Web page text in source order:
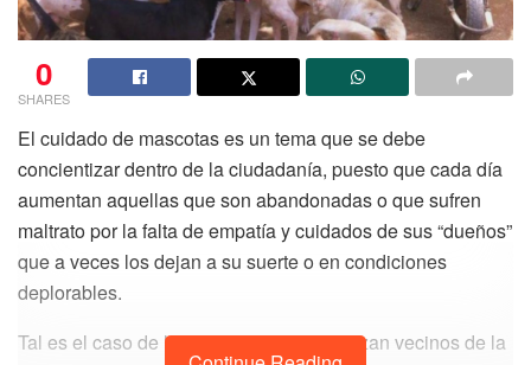
0
SHARES
El cuidado de mascotas es un tema que se debe
concientizar dentro de la ciudadanía, puesto que cada día
aumentan aquellas que son abandonadas o que sufren
maltrato por la falta de empatía y cuidados de sus “dueños”
que a veces los dejan a su suerte o en condiciones
deplorables.
Tal es el caso de las denuncias que realizan vecinos de la